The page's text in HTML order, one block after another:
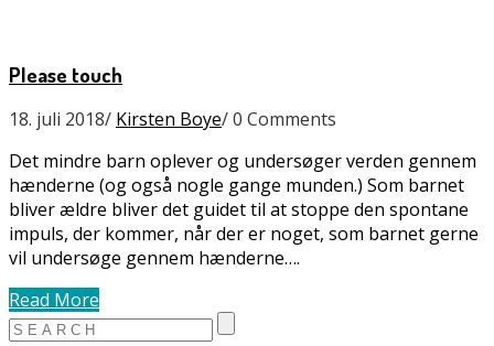
Please touch
18. juli 2018/ Kirsten Boye/0 Comments
Det mindre barn oplever og undersøger verden gennem
hænderne (og også nogle gange munden.) Som barnet
bliver ældre bliver det guidet til at stoppe den spontane
impuls, der kommer, når der er noget, som barnet gerne
vil undersøge gennem hænderne….
Read More